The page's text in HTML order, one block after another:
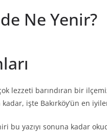
Ne Yenir?
lezzeti barındıran bir
işte Bakırköy’ün en
bu yazıyı sonuna kadar